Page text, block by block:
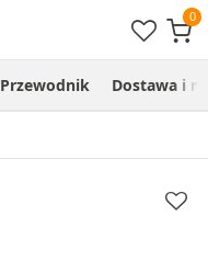
Przewodnik Dostawa i